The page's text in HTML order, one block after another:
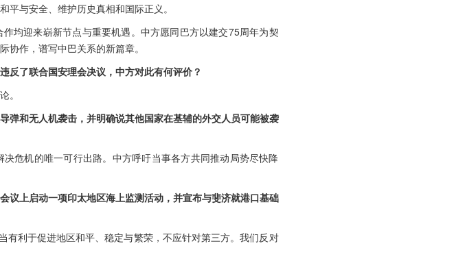
与安全、维护历史真相和国际正义。
均迎来崭新节点与重要机遇。中方愿同巴方以建交75周年为契
作，谱写中巴关系的新篇章。
反了联合国安理会决议，中方对此有何评价？
。
弹和无人机袭击，并明确说其他国家在基辅的外交人员可能被袭
危机的唯一可行出路。中方呼吁当事各方共同推动局势尽快降
议上启动一项印太地区海上监测活动，并宣布与斐济就港口基础
有利于促进地区和平、稳定与繁荣，不应针对第三方。我们反对